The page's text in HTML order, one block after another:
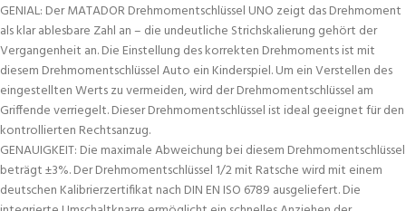
GENIAL: Der MATADOR Drehmomentschlüssel UNO zeigt das Drehmoment
als klar ablesbare Zahl an – die undeutliche Strichskalierung gehört der
Vergangenheit an. Die Einstellung des korrekten Drehmoments ist mit
diesem Drehmomentschlüssel Auto ein Kinderspiel. Um ein Verstellen des
eingestellten Werts zu vermeiden, wird der Drehmomentschlüssel am
Griffende verriegelt. Dieser Drehmomentschlüssel ist ideal geeignet für den
kontrollierten Rechtsanzug.
GENAUIGKEIT: Die maximale Abweichung bei diesem Drehmomentschlüssel
beträgt ±3%. Der Drehmomentschlüssel 1/2 mit Ratsche wird mit einem
deutschen Kalibrierzertifikat nach DIN EN ISO 6789 ausgeliefert. Die